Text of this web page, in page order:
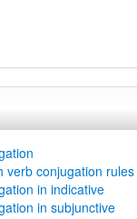
verb conjugation rules
in indicative
in subjunctive